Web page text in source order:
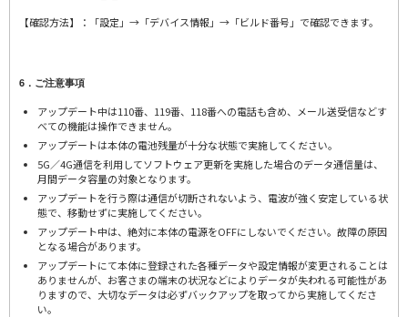
【確認方法】：「設定」→「デバイス情報」→「ビルド番号」で確認できます。
6．ご注意事項
アップデート中は110番、119番、118番への電話も含め、メール送受信などす
べての機能は操作できません。
アップデートは本体の電池残量が十分な状態で実施してください。
5G／4G通信を利用してソフトウェア更新を実施した場合のデータ通信量は、
月間データ容量の対象となります。
アップデートを行う際は通信が切断されないよう、電波が強く安定している状
態で、移動せずに実施してください。
アップデート中は、絶対に本体の電源をOFFにしないでください。故障の原因
となる場合があります。
アップデートにて本体に登録された各種データや設定情報が変更されることは
ありませんが、お客さまの端末の状況などによりデータが失われる可能性があ
りますので、大切なデータは必ずバックアップを取ってから実施してくださ
い。